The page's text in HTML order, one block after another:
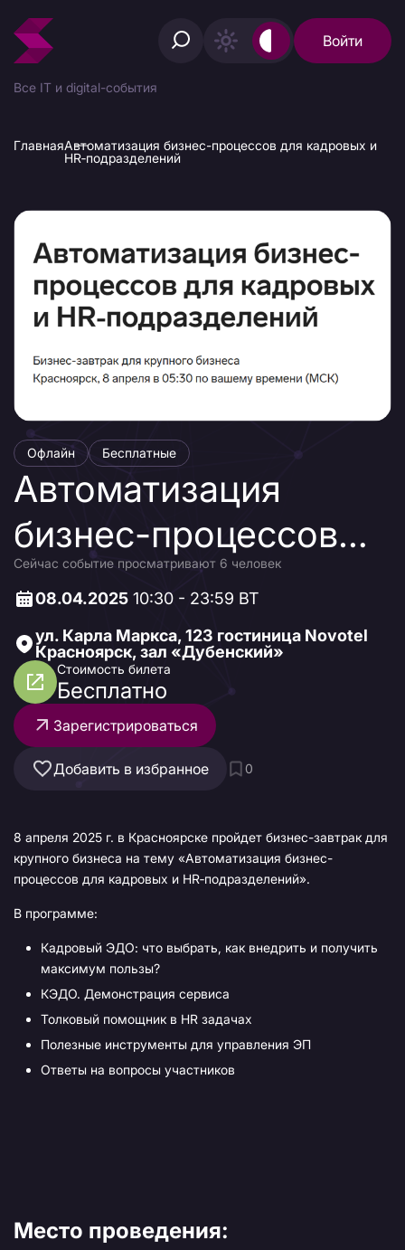
Войти
Все IT и digital-события
ГлавнаяАвтоматизация бизнес-процессов для кадровых и
HR‑подразделений
Офлайн Бесплатные
Автоматизация
бизнес-процессов
для кадровых и
HR‑подразделений
Сейчас событие просматривают 6 человек
08.04.2025 10:30 - 23:59 ВТ
ул. Карла Маркса, 123 гостиница Novotel
Красноярск, зал «Дубенский»
Стоимость билета
Бесплатно
Зарегистрироваться
Добавить в избранное 0
8 апреля 2025 г. в Красноярске пройдет бизнес-завтрак для
крупного бизнеса на тему «Автоматизация бизнес-
процессов для кадровых и HR‑подразделений».
В программе:
Кадровый ЭДО: что выбрать, как внедрить и получить
максимум пользы?
КЭДО. Демонстрация сервиса
Толковый помощник в HR задачах
Полезные инструменты для управления ЭП
Ответы на вопросы участников
Место проведения: